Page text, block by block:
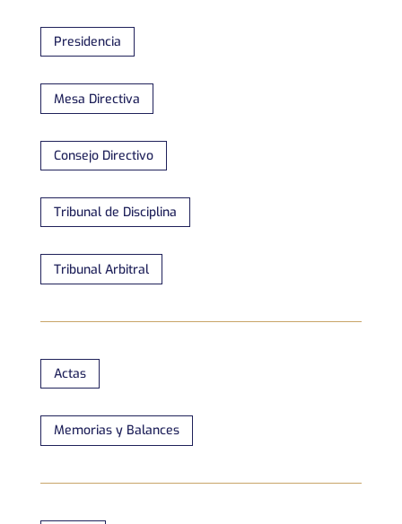
Presidencia
Mesa Directiva
Consejo Directivo
Tribunal de Disciplina
Tribunal Arbitral
Actas
Memorias y Balances